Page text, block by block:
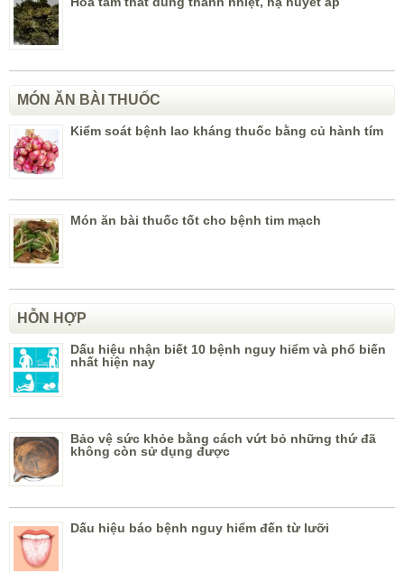
MÓN ĂN BÀI THUỐC
Kiểm soát bệnh lao kháng thuốc bằng củ hành tím
Món ăn bài thuốc tốt cho bệnh tim mạch
HỖN HỢP
Dấu hiệu nhận biết 10 bệnh nguy hiểm và phổ biến
nhất hiện nay
Bảo vệ sức khỏe bằng cách vứt bỏ những thứ đã
không còn sử dụng được
Dấu hiệu báo bệnh nguy hiểm đến từ lưỡi